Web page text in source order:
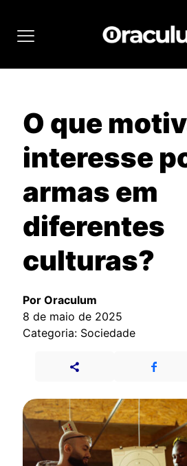
O que
interesse
armas em
diferentes
culturas?
Por Oraculum
8 de maio de 2025
Categoria: Sociedade